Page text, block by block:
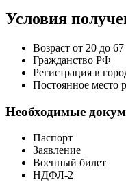
Условия
Возраст от 20 до 67
Гражданство РФ
Регистрация в
Постоянное место
Необходимые
Паспорт
Заявление
Военный билет
НДФЛ-2